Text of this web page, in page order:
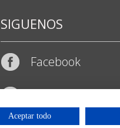
SIGUENOS
Facebook
Aceptar todo